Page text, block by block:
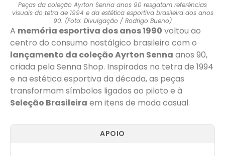
Peças da coleção Ayrton Senna anos 90 resgatam referências
visuais do tetra de 1994 e da estética esportiva brasileira dos anos
90. (Foto: Divulgação / Rodrigo Bueno)
A memória esportiva dos anos 1990 voltou ao
centro do consumo nostálgico brasileiro com o
lançamento da coleção Ayrton Senna anos 90,
criada pela Senna Shop. Inspiradas no tetra de 1994
e na estética esportiva da década, as peças
transformam símbolos ligados ao piloto e à
Seleção Brasileira em itens de moda casual.
APOIO